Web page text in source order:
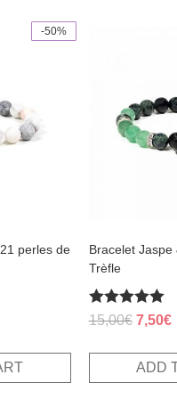
-50%
perles de
Bracelet Jaspe
Trèfle
Rated
5.00
15,00€ Original
was:
7,50€
ADD